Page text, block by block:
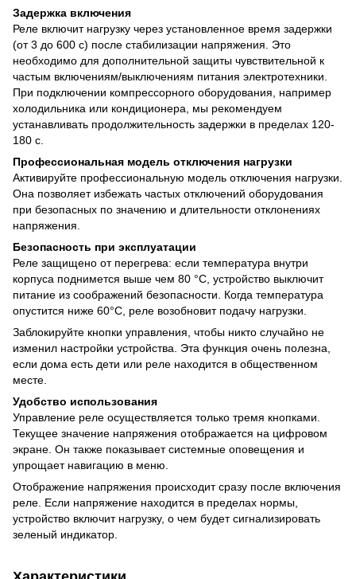
Задержка включения
Реле включит нагрузку через установленное время задержки
(от 3 до 600 с) после стабилизации напряжения. Это
необходимо для дополнительной защиты чувствительной к
частым включениям/выключениям питания электротехники.
При подключении компрессорного оборудования, например
холодильника или кондиционера, мы рекомендуем
устанавливать продолжительность задержки в пределах 120-
180 с.
Профессиональная модель отключения нагрузки
Активируйте профессиональную модель отключения нагрузки.
Она позволяет избежать частых отключений оборудования
при безопасных по значению и длительности отклонениях
напряжения.
Безопасность при эксплуатации
Реле защищено от перегрева: если температура внутри
корпуса поднимется выше чем 80 °С, устройство выключит
питание из соображений безопасности. Когда температура
опустится ниже 60°С, реле возобновит подачу нагрузки.
Заблокируйте кнопки управления, чтобы никто случайно не
изменил настройки устройства. Эта функция очень полезна,
если дома есть дети или реле находится в общественном
месте.
Удобство использования
Управление реле осуществляется только тремя кнопками.
Текущее значение напряжения отображается на цифровом
экране. Он также показывает системные оповещения и
упрощает навигацию в меню.
Отображение напряжения происходит сразу после включения
реле. Если напряжение находится в пределах нормы,
устройство включит нагрузку, о чем будет сигнализировать
зеленый индикатор.